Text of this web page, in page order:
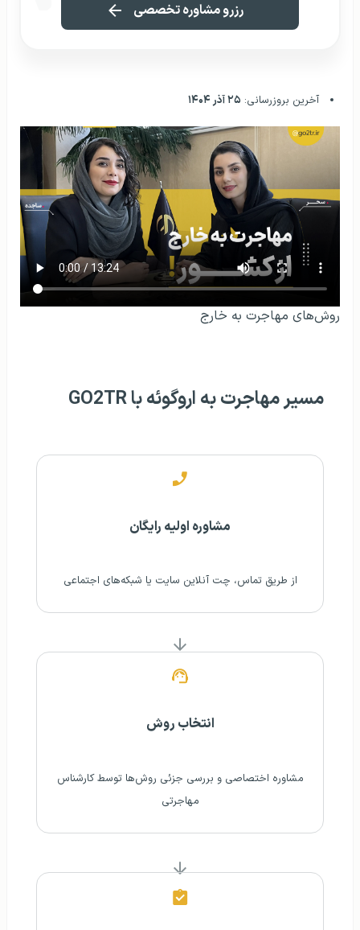
رزرو مشاوره تخصصی
آخرین بروزرسانی: ۲۵ آذر ۱۴۰۴
روش‌های مهاجرت به خارج
مسیر مهاجرت به اروگوئه با GO2TR
مشاوره اولیه رایگان
از طریق تماس، چت آنلاین سایت یا شبکه‌های اجتماعی
انتخاب روش
مشاوره اختصاصی و بررسی جزئی روش‌ها توسط کارشناس
مهاجرتی